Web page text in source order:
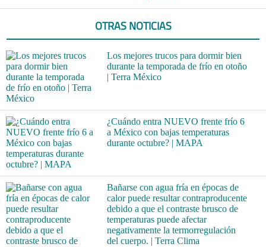
OTRAS NOTICIAS
Los mejores trucos para dormir bien
durante la temporada de frío en otoño
| Terra México
¿Cuándo entra NUEVO frente frío 6
a México con bajas temperaturas
durante octubre? | MAPA
Bañarse con agua fría en épocas de
calor puede resultar contraproducente
debido a que el contraste brusco de
temperaturas puede afectar
negativamente la termorregulación
del cuerpo. | Terra Clima